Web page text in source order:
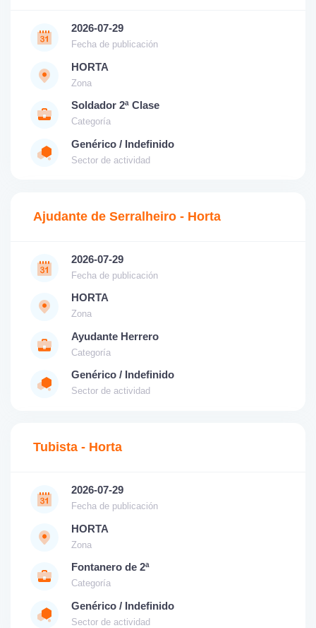
2026-07-29
Fecha de publicación
HORTA
Zona
Soldador 2ª Clase
Categoría
Genérico / Indefinido
Sector de actividad
Ajudante de Serralheiro - Horta
2026-07-29
Fecha de publicación
HORTA
Zona
Ayudante Herrero
Categoría
Genérico / Indefinido
Sector de actividad
Tubista - Horta
2026-07-29
Fecha de publicación
HORTA
Zona
Fontanero de 2ª
Categoría
Genérico / Indefinido
Sector de actividad